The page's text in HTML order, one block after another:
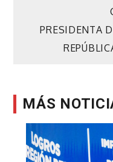
PRESIDENTA
MÁS